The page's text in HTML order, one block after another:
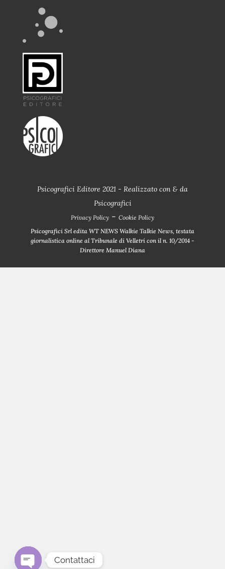
Psicografici Editore 2021 - Realizzato con & da
Psicografici
Privacy Policy - Cookie Policy
Psicografici Srl edita WT NEWS Walkie Talkie News, testata
giornalistica online al Tribunale di Velletri con il n. 10/2014 -
Direttore Manuel Diana
Contattaci